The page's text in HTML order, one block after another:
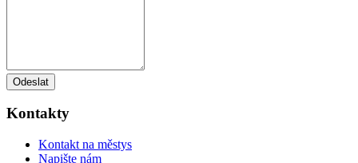
Odeslat
Kontakty
Kontakt na městys
Napište nám